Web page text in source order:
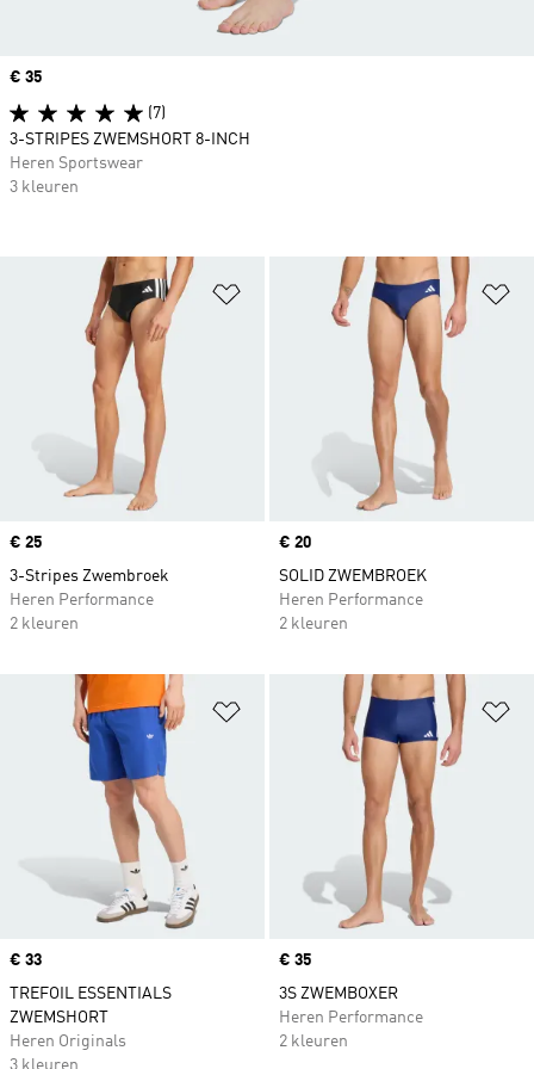
Op verlanglijst zetten
Price
€ 25
3-Stripes Zwembroek
Heren Performance
2 kleuren
Price
€ 20
SOLID ZWEMBROEK
Heren Performance
2 kleuren
Op verlanglijst zetten
Price
€ 33
TREFOIL ESSENTIALS
ZWEMSHORT
Heren Originals
3 kleuren
Price
€ 35
3S ZWEMBOXER
Heren Performance
2 kleuren
Price
€ 35
(7)
3-STRIPES ZWEMSHORT 8-INCH
Heren Sportswear
3 kleuren